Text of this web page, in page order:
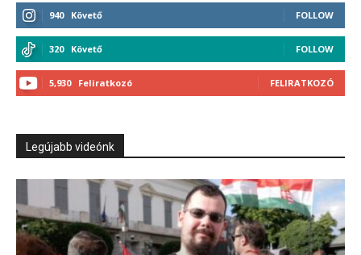
940 Követő FOLLOW
320 Követő FOLLOW
5,930 Feliratkozó FELIRATKOZÓ
Legújabb videónk